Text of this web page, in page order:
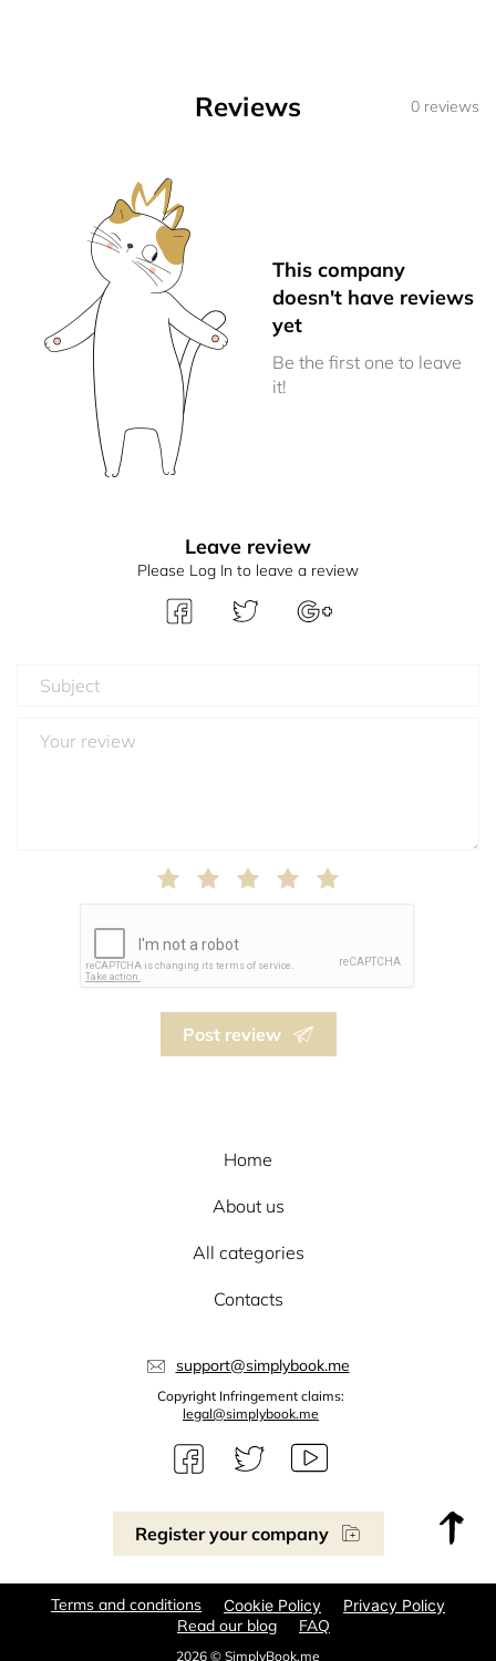
Reviews 0 reviews
This company
doesn't have reviews
yet
Be the first one to leave
it!
Leave review
Please Log In to leave a review
Post review
Register your company
Home
About us
All categories
Contacts
support@simplybook.me
Copyright Infringement claims:
legal@simplybook.me
2026 © SimplyBook.me
Terms and conditions Cookie Policy Privacy Policy
Read our blog FAQ